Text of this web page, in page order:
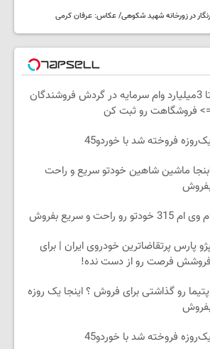
در زورخانه شهید شکوهی/ عکاس: عرفان کرمی
تا 3میلیارد وام سرمایه در گردش فروشندگان
فروشگاهت رو ثبت کن
فروخته شد با خوردو45
ماشین شاهین خودتو سریع و راحت
ام 315 خودتو رو راحت و سریع بفروش
پارس پرتقاضاترین خودروی ایران | برای
فروشش فرصت رو از دست نده!
رو گذاشتی برای فروش ؟ اینجا یک روزه
فروخته شد با خوردو45